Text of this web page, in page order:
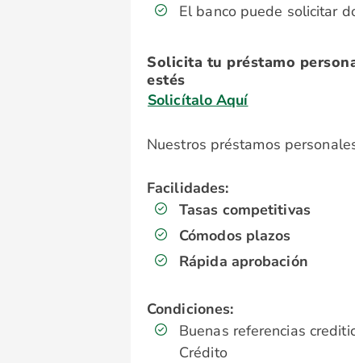
El banco puede solicitar
Solicita tu préstamo
estés
Solicítalo Aquí
Nuestros préstamos
Facilidades:
Tasas competitivas
Cómodos plazos
Rápida aprobación
Condiciones:
Buenas referencias
Crédito